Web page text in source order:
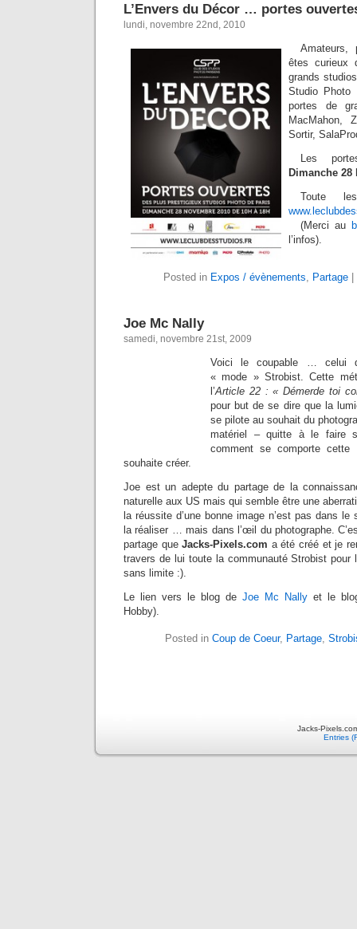
L’Envers du Décor … portes
lundi, novembre 22nd, 2010
Amateurs,
êtes curieux
grands
Studio Photo
portes de
MacMahon,
Sortir,
Les
Dimanche 28
Toute
(Merci au
l’infos).
Posted in Expos / évènements, Partage
Joe Mc Nally
samedi, novembre 21st, 2009
Voici le coupable … celui
« mode » Strobist. Cette
l’Article 22 : « Démerde toi
pour but de se dire que la
se pilote au souhait du
matériel – quitte à le faire
comment se comporte cette
souhaite créer.
Joe est un adepte du partage de la
naturelle aux US mais qui semble être une
la réussite d’une bonne image n’est pas dans
la réaliser … mais dans l’œil du photographe.
partage queJacks-Pixels.com a été créé et je
travers de lui toute la communauté Strobist pour
sans limite :).
Le lien vers le blog de Joe Mc Nally et le
Hobby).
Posted in Coup de Coeur, Partage,
Jacks-
Entries